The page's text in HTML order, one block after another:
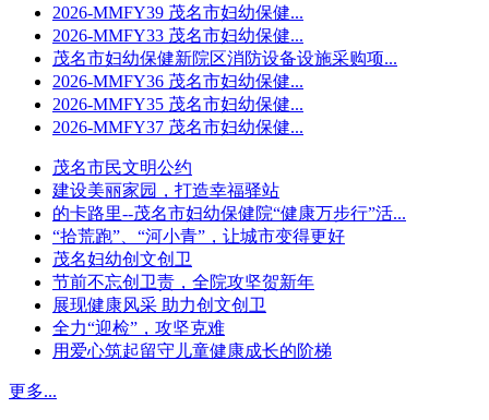
2026-MMFY39 茂名市妇幼保健...
2026-MMFY33 茂名市妇幼保健...
茂名市妇幼保健新院区消防设备设施采购项...
2026-MMFY36 茂名市妇幼保健...
2026-MMFY35 茂名市妇幼保健...
2026-MMFY37 茂名市妇幼保健...
茂名市民文明公约
建设美丽家园，打造幸福驿站
的卡路里--茂名市妇幼保健院“健康万步行”活...
“拾荒跑”、“河小青”，让城市变得更好
茂名妇幼创文创卫
节前不忘创卫责，全院攻坚贺新年
展现健康风采 助力创文创卫
全力“迎检”，攻坚克难
用爱心筑起留守儿童健康成长的阶梯
更多...